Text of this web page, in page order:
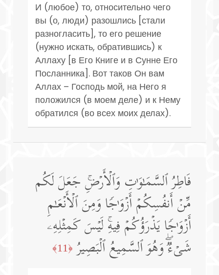
И (любое) то, относительно чего
вы (о, люди) разошлись [стали
разногласить], то его решение
(нужно искать, обратившись) к
Аллаху [в Его Книге и в Сунне Его
Посланника]. Вот таков Он вам
Аллах – Господь мой, на Него я
положился (в моем деле) и к Нему
обратился (во всех моих делах).
فَاطِرُ ٱلسَّمَـٰوَ ٰ⁠تِ وَٱلۡأَرۡضِۚ جَعَلَ لَكُم
مِّنۡ أَنفُسِكُمۡ أَزۡوَ ٰ⁠جࣰا وَمِنَ ٱلۡأَنۡعَـٰمِ
أَزۡوَ ٰ⁠جࣰا یَذۡرَؤُكُمۡ فِیهِۚ لَیۡسَ كَمِثۡلِهِۦ
شَیۡءࣱۖ وَهُوَ ٱلسَّمِیعُ ٱلۡبَصِیرُ ﴿11﴾